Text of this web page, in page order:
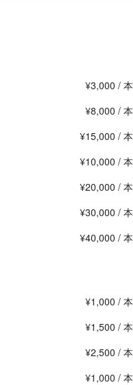
¥3,000 / 本
¥8,000 / 本
¥15,000 / 本
¥10,000 / 本
¥20,000 / 本
¥30,000 / 本
¥40,000 / 本
¥1,000 / 本
¥1,500 / 本
¥2,500 / 本
¥1,000 / 本